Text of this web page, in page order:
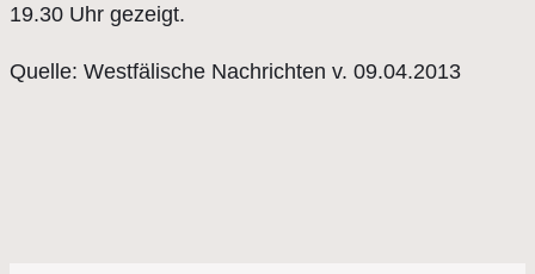
19.30 Uhr gezeigt.
Quelle: Westfälische Nachrichten v. 09.04.2013